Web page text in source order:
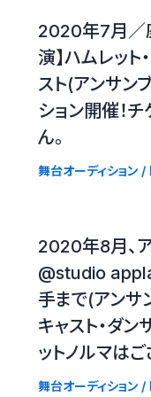
2020年7月／
演】ハムレット
スト(アンサン
ション開催！
ん。
舞台オーディション/
2020年8月、
@studio
手まで(アンサ
キャスト・ダン
ットノルマは
舞台オーディション/